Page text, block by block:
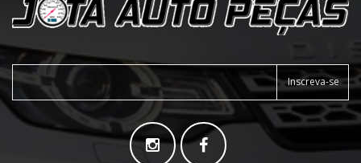
Inscreva-se